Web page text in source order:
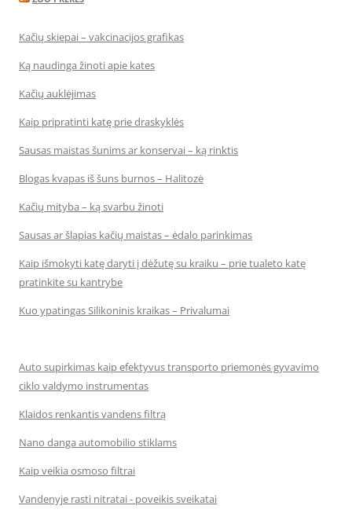
Kačių skiepai – vakcinacijos grafikas
Ką naudinga žinoti apie kates
Kačių auklėjimas
Kaip pripratinti katę prie draskyklės
Sausas maistas šunims ar konservai – ką rinktis
Blogas kvapas iš šuns burnos – Halitozė
Kačių mityba – ką svarbu žinoti
Sausas ar šlapias kačių maistas – ėdalo parinkimas
Kaip išmokyti katę daryti į dėžutę su kraiku – prie tualeto katę
pratinkite su kantrybe
Kuo ypatingas Silikoninis kraikas – Privalumai
Auto supirkimas kaip efektyvus transporto priemonės gyvavimo
ciklo valdymo instrumentas
Klaidos renkantis vandens filtrą
Nano danga automobilio stiklams
Kaip veikia osmoso filtrai
Vandenyje rasti nitratai - poveikis sveikatai